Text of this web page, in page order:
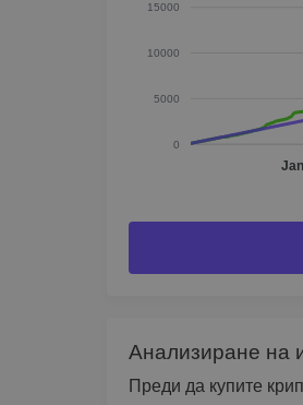
15000
10000
5000
0
Анализиране на
Преди да купите